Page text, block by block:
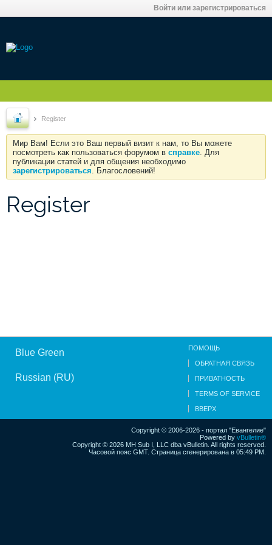
Войти или зарегистрироваться
Register
Мир Вам! Если это Ваш первый визит к нам, то Вы можете
посмотреть как пользоваться форумом в справке. Для
публикации статей и для общения необходимо
зарегистрироваться. Благословений!
Register
Blue Green
Russian (RU)
ПОМОЩЬ
ОБРАТНАЯ СВЯЗЬ
ПРИВАТНОСТЬ
TERMS OF SERVICE
ВВЕРХ
Copyright © 2006-2026 - портал "Евангелие"
Powered by vBulletin®
Copyright © 2026 MH Sub I, LLC dba vBulletin. All rights reserved.
Часовой пояс GMT. Страница сгенерирована в 05:49 PM.